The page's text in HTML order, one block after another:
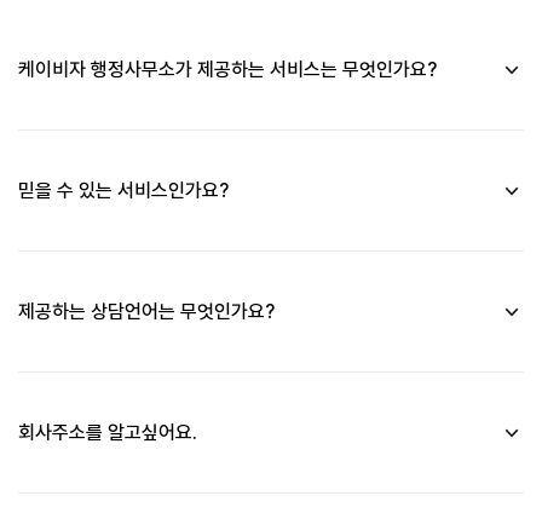
케이비자 행정사무소가 제공하는 서비스는 무엇인가요?
행 등 외국인이 한국생활에 필요한 다양한 비자업무를 전문적으
믿을 수 있는 서비스인가요?
제공하는 상담언어는 무엇인가요?
회사주소를 알고싶어요.